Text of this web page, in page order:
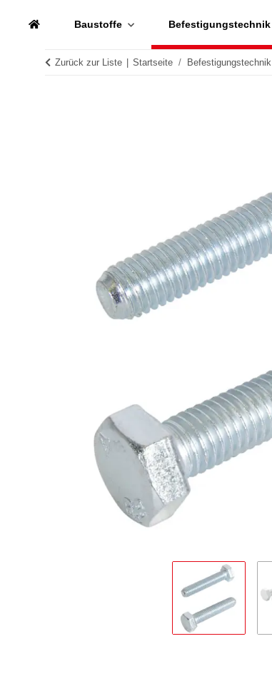
Baustoffe Befestigungstechnik
Zurück zur Liste Startseite Befestigungstechnik